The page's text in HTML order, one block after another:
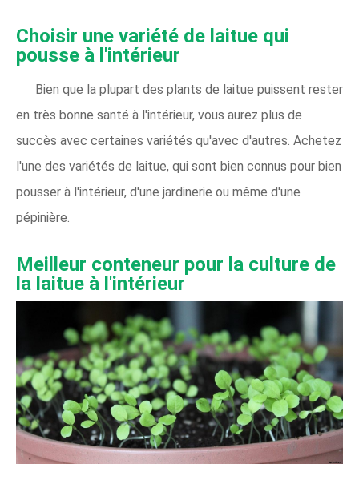
Choisir une variété de laitue qui
pousse à l'intérieur
Bien que la plupart des plants de laitue puissent rester
en très bonne santé à l'intérieur, vous aurez plus de
succès avec certaines variétés qu'avec d'autres. Achetez
l'une des variétés de laitue, qui sont bien connus pour bien
pousser à l'intérieur, d'une jardinerie ou même d'une
pépinière.
Meilleur conteneur pour la culture de
la laitue à l'intérieur